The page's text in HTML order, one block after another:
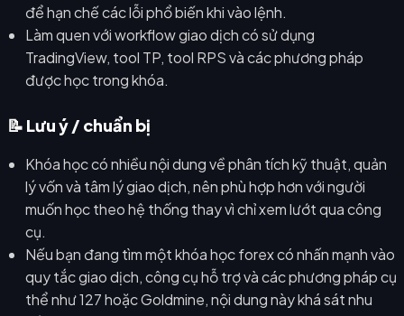
để hạn chế các lỗi phổ biến khi vào lệnh.
Làm quen với workflow giao dịch có sử dụng
TradingView, tool TP, tool RPS và các phương pháp
được học trong khóa.
📝 Lưu ý / chuẩn bị
Khóa học có nhiều nội dung về phân tích kỹ thuật, quản
lý vốn và tâm lý giao dịch, nên phù hợp hơn với người
muốn học theo hệ thống thay vì chỉ xem lướt qua công
cụ.
Nếu bạn đang tìm một khóa học forex có nhấn mạnh vào
quy tắc giao dịch, công cụ hỗ trợ và các phương pháp cụ
thể như 127 hoặc Goldmine, nội dung này khá sát nhu